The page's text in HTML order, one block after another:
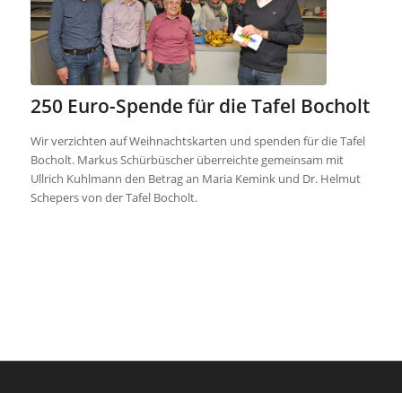
250 Euro-Spende für die Tafel Bocholt
Wir verzichten auf Weihnachtskarten und spenden für die Tafel
Bocholt. Markus Schürbüscher überreichte gemeinsam mit
Ullrich Kuhlmann den Betrag an Maria Kemink und Dr. Helmut
Schepers von der Tafel Bocholt.